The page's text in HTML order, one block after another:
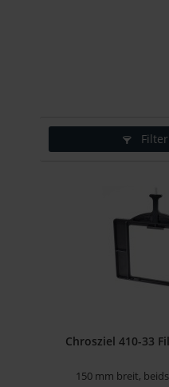
Chrosziel 410-33
150 mm breit,